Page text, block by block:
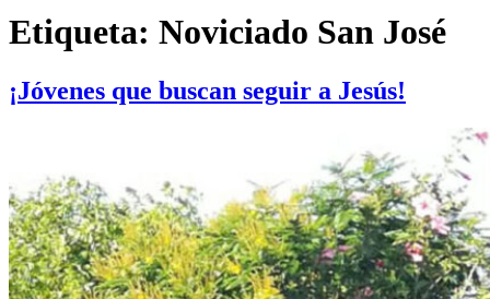
Etiqueta: Noviciado San José
¡Jóvenes que buscan seguir a Jesús!